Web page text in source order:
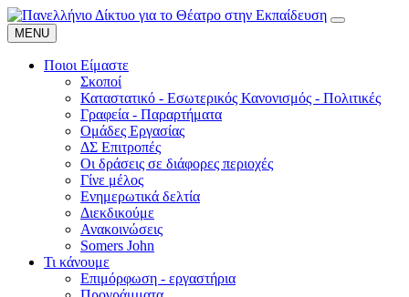
MENU
Ποιοι Είμαστε
Σκοποί
Καταστατικό - Εσωτερικός Κανονισμός - Πολιτικές
Γραφεία - Παραρτήματα
Ομάδες Εργασίας
ΔΣ Επιτροπές
Οι δράσεις σε διάφορες περιοχές
Γίνε μέλος
Ενημερωτικά δελτία
Διεκδικούμε
Ανακοινώσεις
Somers John
Τι κάνουμε
Επιμόρφωση - εργαστήρια